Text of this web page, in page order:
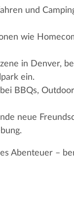
und
wie
in Denver,
ein.
BBQs,
neue
Abenteuer –